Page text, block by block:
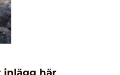
inlägg här